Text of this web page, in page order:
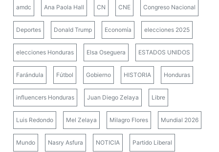
amdc Ana Paola Hall CN CNE Congreso Nacional
Deportes Donald Trump Economía elecciones 2025
elecciones Honduras Elsa Oseguera ESTADOS UNIDOS
Farándula Fútbol Gobierno HISTORIA Honduras
influencers Honduras Juan Diego Zelaya Libre
Luis Redondo Mel Zelaya Milagro Flores Mundial 2026
Mundo Nasry Asfura NOTICIA Partido Liberal